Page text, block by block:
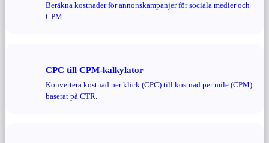
Beräkna kostnader för annonskampanjer för sociala medier och
CPM.
CPC till CPM-kalkylator
Konvertera kostnad per klick (CPC) till kostnad per mile (CPM)
baserat på CTR.